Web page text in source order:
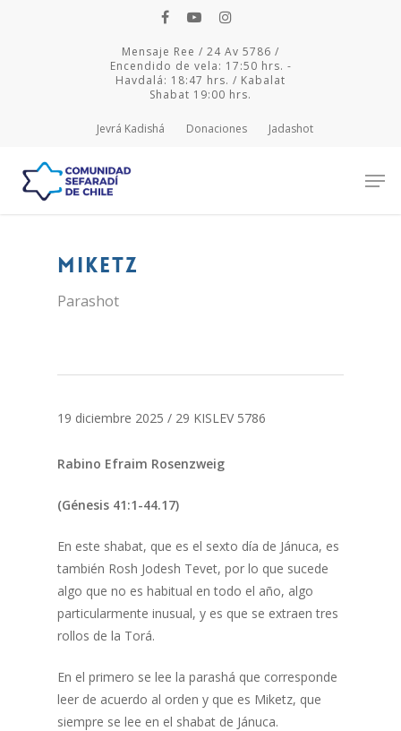
Mensaje Ree / 24 Av 5786 /
Encendido de vela: 17:50 hrs. -
Havdalá: 18:47 hrs. / Kabalat
Shabat 19:00 hrs.
Jevrá Kadishá Donaciones Jadashot
Hit enter to search or ESC to close
Miketz
Parashot
19 diciembre 2025 / 29 KISLEV 5786
Rabino Efraim Rosenzweig
(Génesis 41:1-44.17)
En este shabat, que es el sexto día de Jánuca, es
también Rosh Jodesh Tevet, por lo que sucede
algo que no es habitual en todo el año, algo
particularmente inusual, y es que se extraen tres
rollos de la Torá.
En el primero se lee la parashá que corresponde
leer de acuerdo al orden y que es Miketz, que
siempre se lee en el shabat de Jánuca.